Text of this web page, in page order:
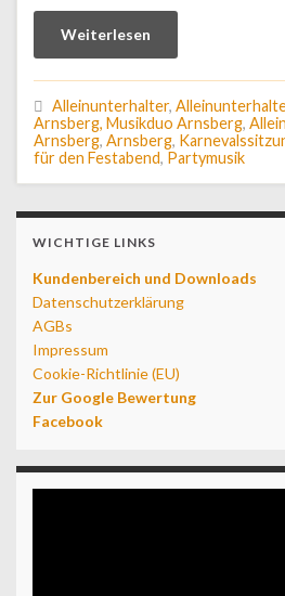
Weiterlesen
Alleinunterhalter,
Arnsberg, Musikduo Arnsberg,
Arnsberg, Arnsberg,
für den Festabend, Partymusik
WICHTIGE LINKS
Kundenbereich und Downloads
Datenschutzerklärung
AGBs
Impressum
Cookie-Richtlinie (EU)
Zur Google Bewertung
Facebook